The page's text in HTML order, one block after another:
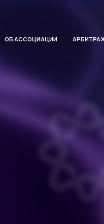
ОБ АССОЦИАЦИИ